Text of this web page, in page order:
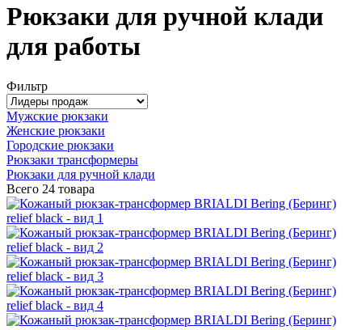
Рюкзаки для ручной клади
для работы
Фильтр
Мужские рюкзаки
Женские рюкзаки
Городские рюкзаки
Рюкзаки трансформеры
Рюкзаки для ручной клади
Всего 24 товара